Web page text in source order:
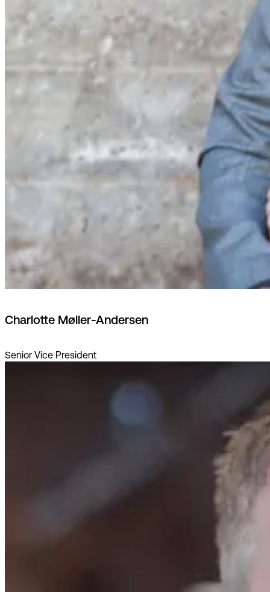
Charlotte Møller-Andersen
Senior Vice President